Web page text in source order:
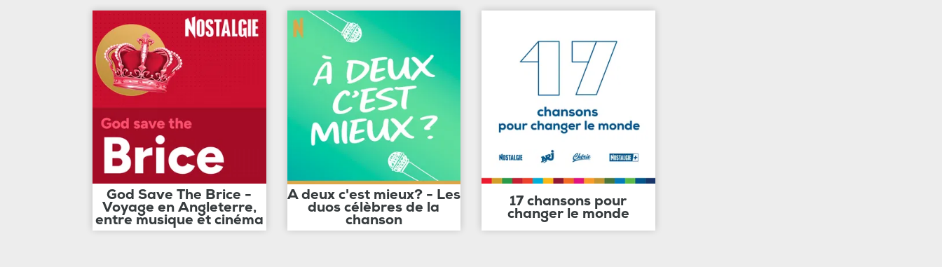
God Save The Brice -
Voyage en Angleterre,
entre musique et cinéma
A deux c'est mieux? - Les
duos célèbres de la
chanson
17 chansons pour
changer le monde